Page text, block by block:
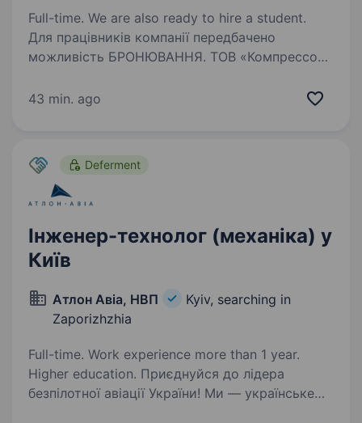
Full-time. We are also ready to hire a student.
Для працівників компанії передбачено
можливість БРОНЮВАННЯ. ТОВ «Компрессорс
25-річним досвідом у сфері промислових
43 min. ago
Deferment
Інженер-технолог (механіка) у
Київ
Атлон Авіа, НВП
Kyiv, searching in
Zaporizhzhia
Full-time. Work experience more than 1 year.
Higher education. Приєднуйся до лідера
безпілотної авіації України! Ми — українське